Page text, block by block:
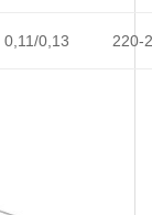
0,11/0,13 220-